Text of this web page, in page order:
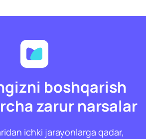
boshqarish
zarur narsalar
ichki jarayonlarga qadar,